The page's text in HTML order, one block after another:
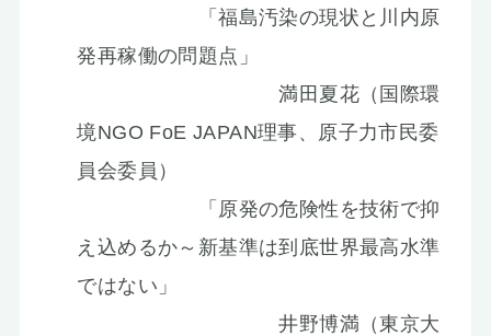
「福島汚染の現状と川内原
発再稼働の問題点」
満田夏花（国際環
境NGO FoE JAPAN理事、原子力市民委
員会委員）
「原発の危険性を技術で抑
え込めるか～新基準は到底世界最高水準
ではない」
井野博満（東京大